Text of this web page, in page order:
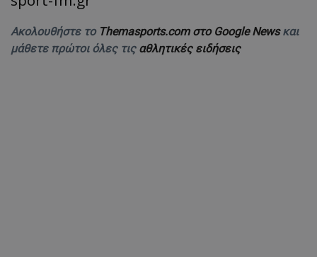
Ακολουθήστε το Themasports.com στο Google Newsκαι
μάθετε πρώτοι όλες τις αθλητικές ειδήσεις